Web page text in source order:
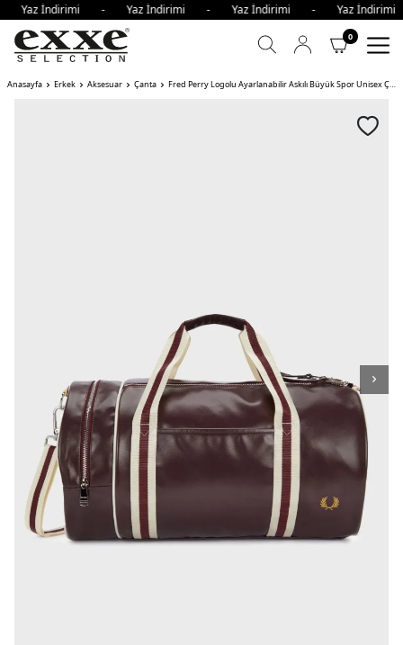
Yaz İndirimi - Yaz İndirimi - Yaz İndirimi - Yaz
0
Anasayfa Erkek Aksesuar Çanta Fred Perry Logolu Ayarlanabilir Askılı Büyük Spor Unisex Çanta